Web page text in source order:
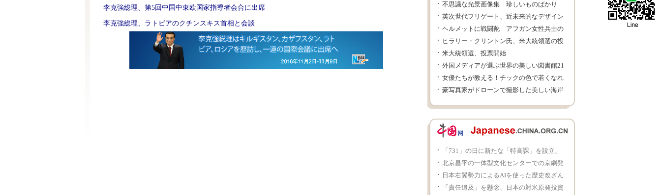
李克強総理、第5回中国中東欧国家指導者会合に出席
李克強総理、ラトビアのクチンスキス首相と会談
とも可能
不思議な光景画像集 珍しいものばかり
英次世代フリゲート、近未来的なデザイン
ヘルメットに戦闘靴 アフガン女性兵士の
訓練姿が凛々しい
ヒラリー・クリントン氏、米大統領選の投
票に参加
米大統領選、投票開始
外国メディアが選ぶ世界の美しい図書館21
カ所
女優たちが教える！チックの色で若くなれ
る
豪写真家がドローンで撮影した美しい海岸